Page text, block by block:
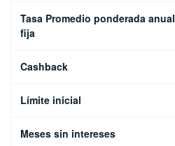
Tasa Promedio ponderada anual
fija
Cashback
Límite inicial
Meses sin intereses